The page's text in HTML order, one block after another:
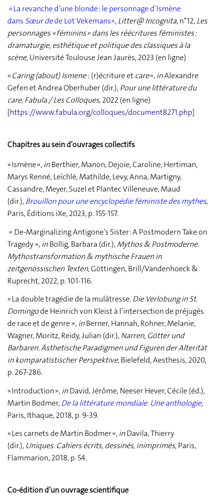
« La revanche d’une blonde : le personnage d’Ismène
dans Sœur dede Lot Vekemans»,Litter@ Incognita, n°12,Les
personnages « féminins » dans les réécritures féministes :
dramaturgie, esthétique et politique des classiques à la
scène, Université Toulouse Jean Jaurès, 2023 (en ligne)
«Caring (about) Ismene: (r)écriture etcare»,inAlexandre
Gefen et Andrea Oberhuber (dir.),Pour une littérature du
care,Fabula / Les Colloques, 2022 (en ligne)
[https://www.fabula.org/colloques/document8271.php]
Chapitres au sein d’ouvrages collectifs
« Ismène »,inBerthier, Manon, Dejoie, Caroline, Hertiman,
Marys Renné, Leïchlé, Mathilde, Levy, Anna, Martigny,
Cassandre, Meyer, Suzel et Plantec Villeneuve, Maud
(dir.),Brouillon pour une encyclopédie féministe des mythes,
Paris, Éditions iXe, 2023, p. 155-157.
« De-Marginalizing Antigone’s Sister: A Postmodern Take on
Tragedy »,inBollig, Barbara (dir.),Mythos & Postmoderne.
Mythostransformation & mythische Frauen in
zeitgenössischen Texten, Göttingen, Brill/Vandenhoeck &
Ruprecht, 2022, p. 101-116.
« La double tragédie de la mulâtresse.Die Verlobung in St.
Domingode Heinrich von Kleist à l’intersection de préjugés
de race et de genre »,inBerner, Hannah, Rohner, Melanie,
Wagner, Moritz, Reidy, Julian (dir.),Narren, Götter und
Barbaren. Ästhetische Paradigmen und Figuren der Alterität
in komparatistischer Perspektive, Bielefeld, Aesthesis, 2020,
p. 267-286.
« Introduction »,inDavid, Jérôme, Neeser Hever, Cécile (éd.),
Martin Bodmer,De la littérature mondiale. Une anthologie,
Paris, Ithaque, 2018, p. 9-39.
« Les carnets de Martin Bodmer »,inDavila, Thierry
(dir.), Uniques. Cahiers écrits, dessinés, inimprimés, Paris,
Flammarion, 2018, p. 54.
Co-édition d’un ouvrage scientifique